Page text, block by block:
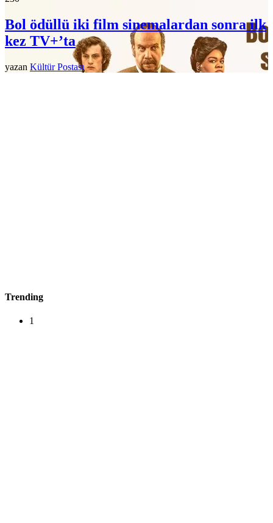
Bol ödüllü iki film sinemalardan sonra ilk
kez TV+’ta
yazan Kültür Postası
Trending
1